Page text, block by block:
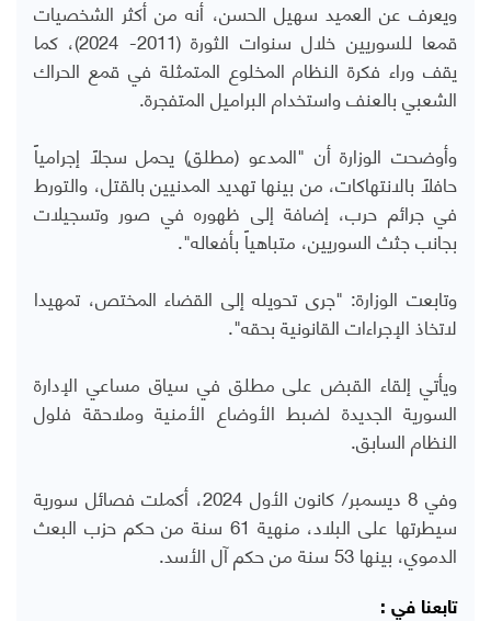
ويعرف عن العميد سهيل الحسن، أنه من أكثر الشخصيات
قمعا للسوريين خلال سنوات الثورة (2011- 2024)، كما
يقف وراء فكرة النظام المخلوع المتمثلة في قمع الحراك
الشعبي بالعنف واستخدام البراميل المتفجرة.
وأوضحت الوزارة أن "المدعو (مطلق) يحمل سجلاً إجرامياً
حافلاً بالانتهاكات، من بينها تهديد المدنيين بالقتل، والتورط
في جرائم حرب، إضافة إلى ظهوره في صور وتسجيلات
بجانب جثث السوريين، متباهياً بأفعاله".
وتابعت الوزارة: "جرى تحويله إلى القضاء المختص، تمهيدا
لاتخاذ الإجراءات القانونية بحقه".
ويأتي إلقاء القبض على مطلق في سياق مساعي الإدارة
السورية الجديدة لضبط الأوضاع الأمنية وملاحقة فلول
النظام السابق.
وفي 8 ديسمبر/ كانون الأول 2024، أكملت فصائل سورية
سيطرتها على البلاد، منهية 61 سنة من حكم حزب البعث
الدموي، بينها 53 سنة من حكم آل الأسد.
تابعنا في :